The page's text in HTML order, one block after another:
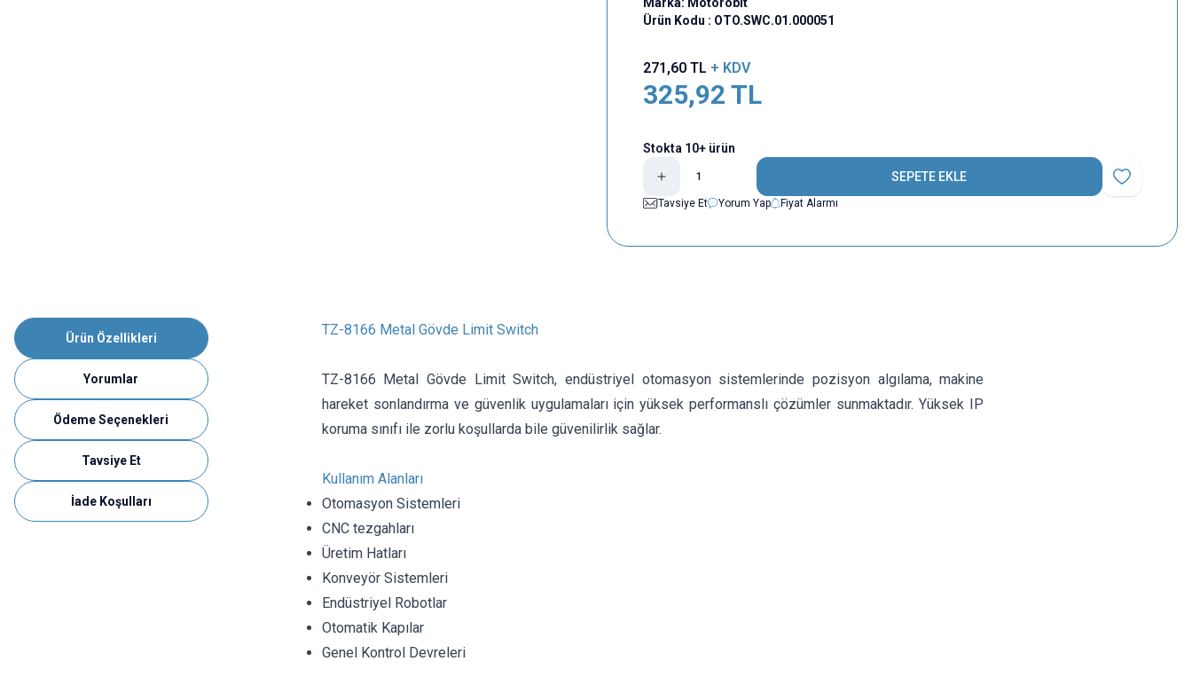
Ürün Kodu : OTO.SWC.01.000051
271,60TL + KDV
325,92 TL
Stokta 10+ ürün
SEPETE EKLE
Favoriye Ekle
Tavsiye Et
Yorum Yap Fiyat Alarmı
Ürün Özellikleri
Yorumlar
Ödeme Seçenekleri
Tavsiye Et
İade Koşulları
TZ-8166 Metal Gövde Limit Switch
TZ-8166 Metal Gövde Limit Switch, endüstriyel otomasyon sistemlerinde pozisyon algılama, makine
hareket sonlandırma ve güvenlik uygulamaları için yüksek performanslı çözümler sunmaktadır. Yüksek IP
koruma sınıfı ile zorlu koşullarda bile güvenilirlik sağlar.
Kullanım Alanları
Otomasyon Sistemleri
CNC tezgahları
Üretim Hatları
Konveyör Sistemleri
Endüstriyel Robotlar
Otomatik Kapılar
Genel Kontrol Devreleri